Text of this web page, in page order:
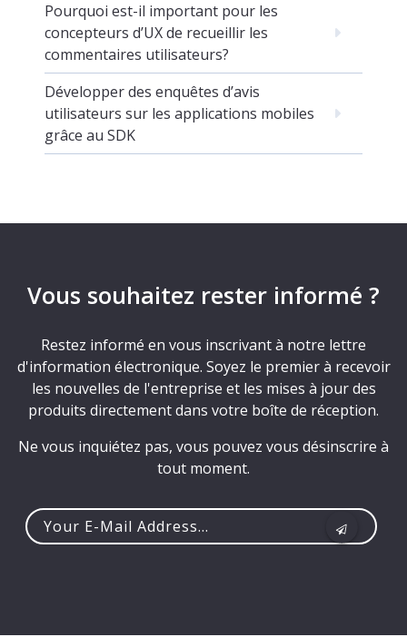
Pourquoi est-il important pour les
concepteurs d’UX de recueillir les
commentaires utilisateurs?
Développer des enquêtes d’avis
utilisateurs sur les applications mobiles
grâce au SDK
Vous souhaitez rester informé ?
Restez informé en vous inscrivant à notre lettre
d'information électronique. Soyez le premier à recevoir
les nouvelles de l'entreprise et les mises à jour des
produits directement dans votre boîte de réception.
Ne vous inquiétez pas, vous pouvez vous désinscrire à
tout moment.